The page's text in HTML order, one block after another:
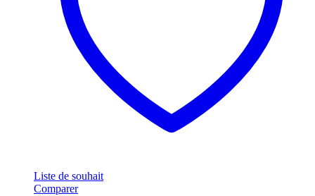
Liste de souhait
Comparer